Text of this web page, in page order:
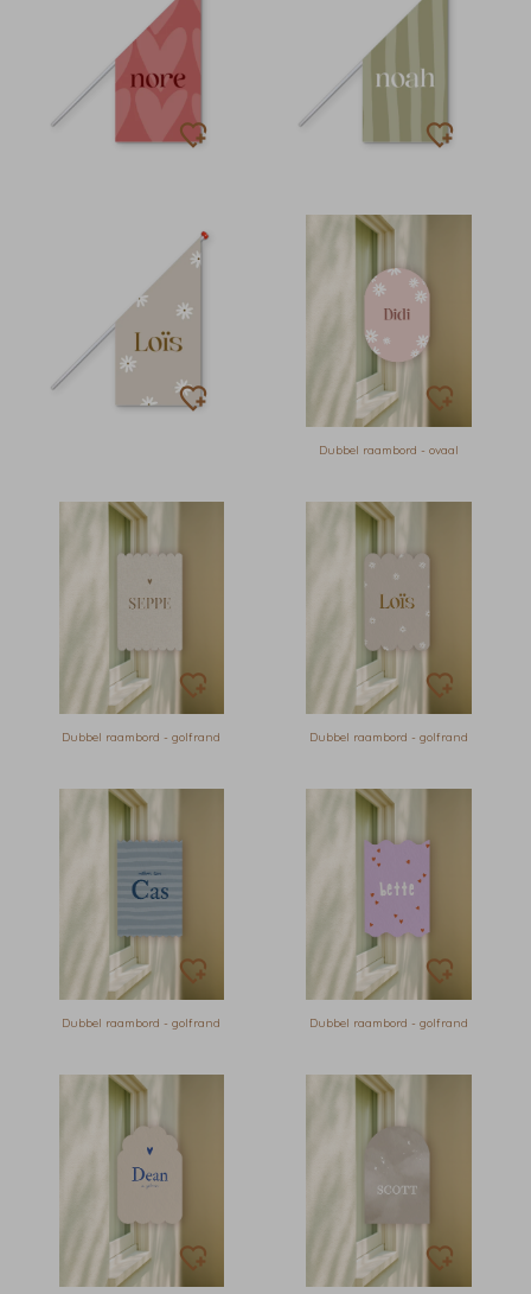
Dubbel raambord - ovaal
Dubbel raambord - golfrand Dubbel raambord - golfrand
Dubbel raambord - golfrand Dubbel raambord - golfrand